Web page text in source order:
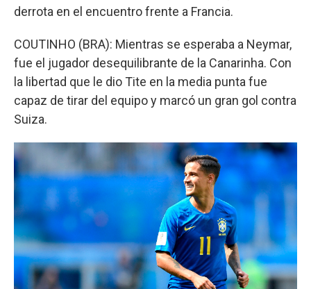
derrota en el encuentro frente a Francia.
COUTINHO (BRA): Mientras se esperaba a Neymar,
fue el jugador desequilibrante de la Canarinha. Con
la libertad que le dio Tite en la media punta fue
capaz de tirar del equipo y marcó un gran gol contra
Suiza.